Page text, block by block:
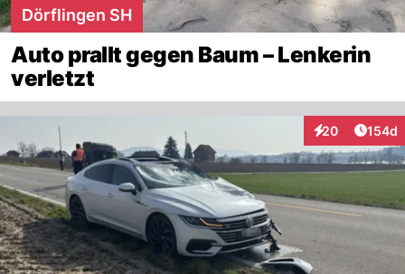
Dörflingen SH
Auto prallt gegen Baum – Lenkerin
verletzt
20
Interaktionen
154d